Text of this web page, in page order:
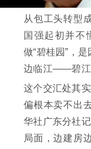
从包工头转型
国强起初并不
做“碧桂园”，
边临江——碧江
这个交汇处其
偏根本卖不出
华社广东分社
局面，边建房